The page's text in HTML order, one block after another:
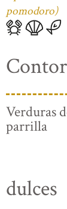
pomodoro)
Verduras
parrilla
dulces